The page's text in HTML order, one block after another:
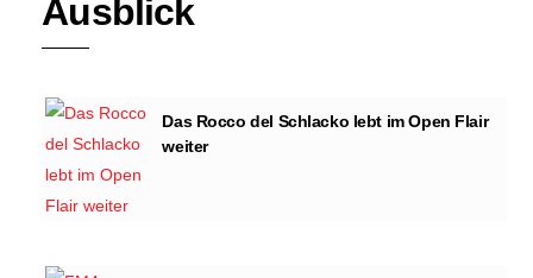
Ausblick
Das Rocco del Schlacko lebt im Open Flair
weiter